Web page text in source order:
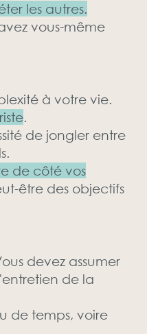
les autres.
vous-même
à votre vie.
.
de jongler entre
de côté vos
être des objectifs
devez assumer
de la
de temps, voire